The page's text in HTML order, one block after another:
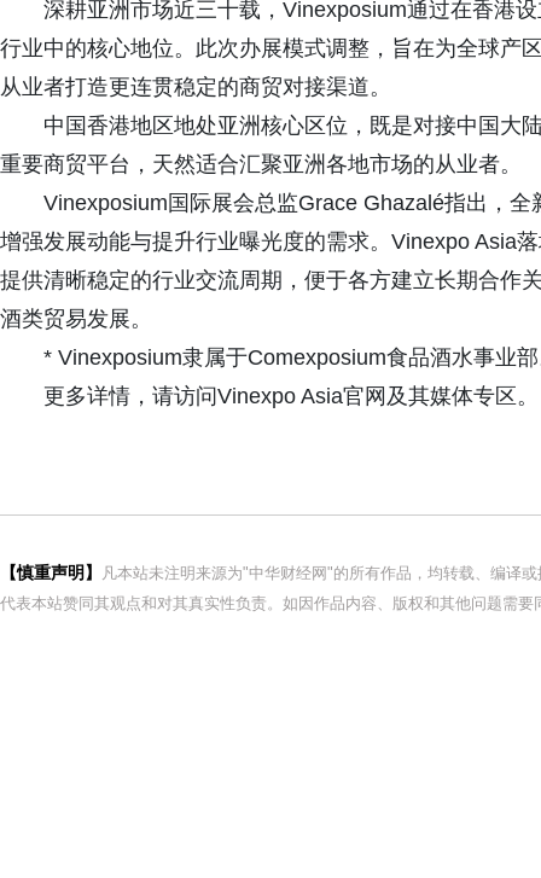
深耕亚洲市场近三十载，Vinexposium通过在香港
行业中的核心地位。此次办展模式调整，旨在为全球产
从业者打造更连贯稳定的商贸对接渠道。
中国香港地区地处亚洲核心区位，既是对接中国大
重要商贸平台，天然适合汇聚亚洲各地市场的从业者。
Vinexposium国际展会总监Grace Ghazalé指出，
增强发展动能与提升行业曝光度的需求。Vinexpo Asia
提供清晰稳定的行业交流周期，便于各方建立长期合作
酒类贸易发展。
* Vinexposium隶属于Comexposium食品酒水事业
更多详情，请访问Vinexpo Asia官网及其媒体专区。
【慎重声明】
凡本站未注明来源为"中华财经网"的所有作品，均转载、编译
代表本站赞同其观点和对其真实性负责。如因作品内容、版权和其他问题需